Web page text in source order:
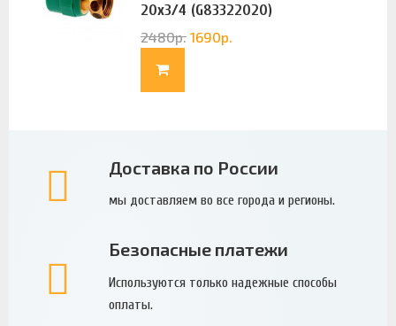
20х3/4 (G83322020)
2480р. 1690р.
Доставка по России
мы доставляем во все города и регионы.
Безопасные платежи
Используются только надежные способы
оплаты.